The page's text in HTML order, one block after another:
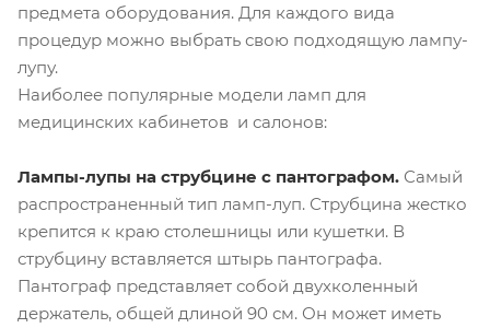
предмета оборудования. Для каждого вида
процедур можно выбрать свою подходящую лампу-
лупу.
Наиболее популярные модели ламп для
медицинских кабинетов и салонов:
Лампы-лупы на струбцине с пантографом. Самый
распространенный тип ламп-луп. Струбцина жестко
крепится к краю столешницы или кушетки. В
струбцину вставляется штырь пантографа.
Пантограф представляет собой двухколенный
держатель, общей длиной 90 см. Он может иметь